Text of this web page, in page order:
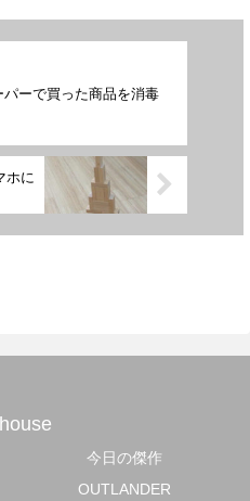
パーで買った商品を消毒
ホに
今日の傑作
OUTLANDER